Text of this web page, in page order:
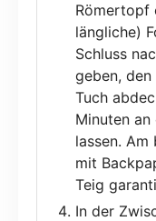
Römertopf
längliche)
Schluss
geben,
Tuch
Minuten
lassen.
mit
Teig
In der